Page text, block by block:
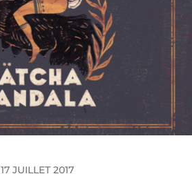
17 JUILLET 2017